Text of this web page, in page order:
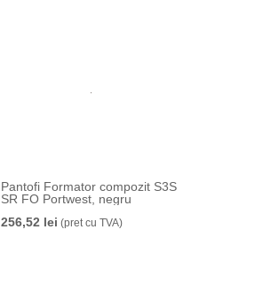
Pantofi Formator compozit S3S
SR FO Portwest, negru
256,52 lei (pret cu TVA)